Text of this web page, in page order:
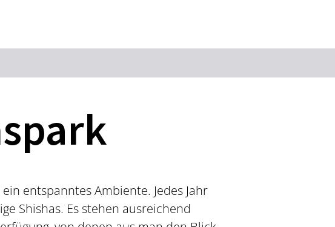
Suchbegriff
Wein
Wandern
entspanntes Ambiente. Jedes Jahr
Shishas. Es stehen ausreichend